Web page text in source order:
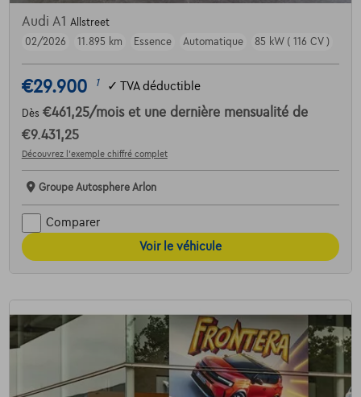
Audi A1
Allstreet
02/2026
11.895 km Essence Automatique 85 kW ( 116 CV )
€29.900 1 ✓ TVA déductible
Dès €461,25/mois et une dernière mensualité de
€9.431,25
Découvrez l’exemple chiffré complet
Groupe Autosphere Arlon
Comparer
Voir le véhicule